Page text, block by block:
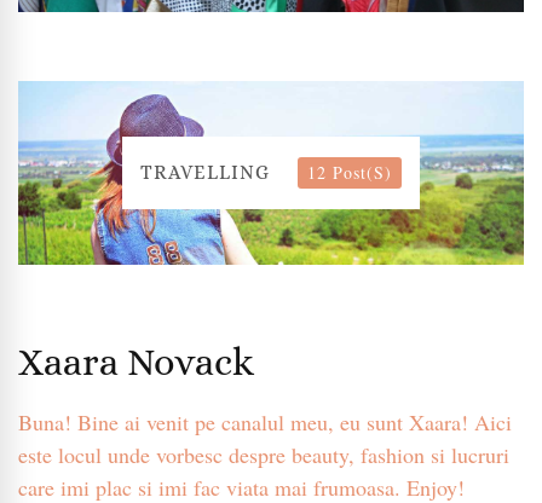
TRAVELLING 12 Post(s)
Xaara Novack
Buna! Bine ai venit pe canalul meu, eu sunt Xaara! Aici
este locul unde vorbesc despre beauty, fashion si lucruri
care imi plac si imi fac viata mai frumoasa. Enjoy!